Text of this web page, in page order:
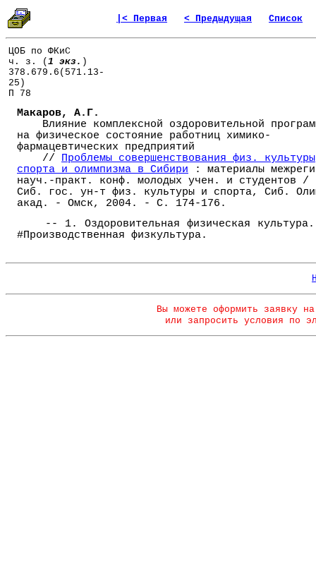
|< Первая < Предыдущая Список
ЦОБ по ФКиС
ч. з. ( 1 экз. )
378.679.6(571.13-
25)
П 78
Макаров, А.Г.
Влияние комплексной оздоровительной
на физическое состояние работниц химико-
фармацевтических предприятий
// Проблемы совершенствования физ.
спорта и олимпизма в Сибири : материалы
науч.-практ. конф. молодых учен. и студентов /
Сиб. гос. ун-т физ. культуры и спорта, Сиб.
акад. - Омск, 2004. - С. 174-176.
-- 1. Оздоровительная физическая
#Производственная физкультура.
Вы можете оформить заявку
или запросить условия по